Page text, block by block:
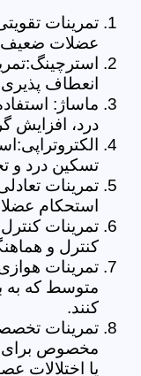
تمرینات
عضلات ضعیف
انعطاف
ماساژ:
درد،
تسکین درد و
تمرینات
استحکام
تمرینات
کنترل و
تمرینات
متوسط که به
کنند.
تمرینات
مخصوص برای
یا اختلالات